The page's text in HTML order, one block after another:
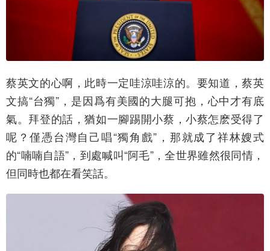
蔡英文的心啊，此時一定哇涼哇涼的。要知道，蔡英
文搞“台獨”，是因爲有美國的大腿可抱，心中才有底
氣。拜登的話，猶如一腳踢開小蔡，小蔡怎麽受得了
呢？僅憑台灣自己唱“獨角戲”，那就成了祥林嫂式
的“喃喃自語”，到處喊叫“阿毛”，全世界雖然很同情，
但同時也都在看笑話。